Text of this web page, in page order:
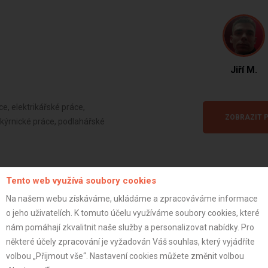
elektrikářské práce,
práce, podlahářské
Jiří M.
ZOBRAZIT
Fotogalerie projektu
Tento web využívá soubory cookies
Na našem webu získáváme, ukládáme a zpracováváme informace
o jeho uživatelích. K tomuto účelu využíváme soubory cookies, které
nám pomáhají zkvalitnit naše služby a personalizovat nabídky. Pro
některé účely zpracování je vyžadován Váš souhlas, který vyjádříte
volbou „Přijmout vše“. Nastavení cookies můžete změnit volbou